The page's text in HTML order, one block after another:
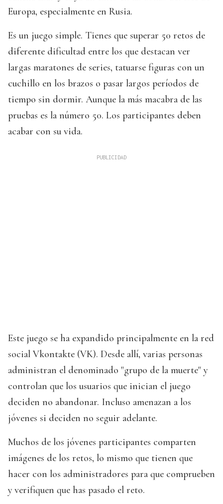
Europa, especialmente en Rusia.
Es un juego simple. Tienes que superar 50 retos de
diferente dificultad entre los que destacan ver
largas maratones de series, tatuarse figuras con un
cuchillo en los brazos o pasar largos períodos de
tiempo sin dormir. Aunque la más macabra de las
pruebas es la número 50. Los participantes deben
acabar con su vida.
Este juego se ha expandido principalmente en la red
social Vkontakte (VK). Desde allí, varias personas
administran el denominado "grupo de la muerte" y
controlan que los usuarios que inician el juego
deciden no abandonar. Incluso amenazan a los
jóvenes si deciden no seguir adelante.
Muchos de los jóvenes participantes comparten
imágenes de los retos, lo mismo que tienen que
hacer con los administradores para que comprueben
y verifiquen que has pasado el reto.